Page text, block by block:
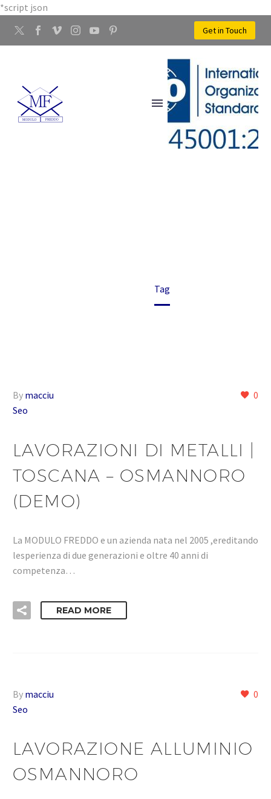
*script json
Get in Touch
Tag
0
By macciu
Seo
LAVORAZIONI DI METALLI |
TOSCANA – OSMANNORO
(DEMO)
La MODULO FREDDO e un azienda nata nel 2005 ,ereditando
lesperienza di due generazioni e oltre 40 anni di
competenza…
READ MORE
0
By macciu
Seo
LAVORAZIONE ALLUMINIO
OSMANNORO